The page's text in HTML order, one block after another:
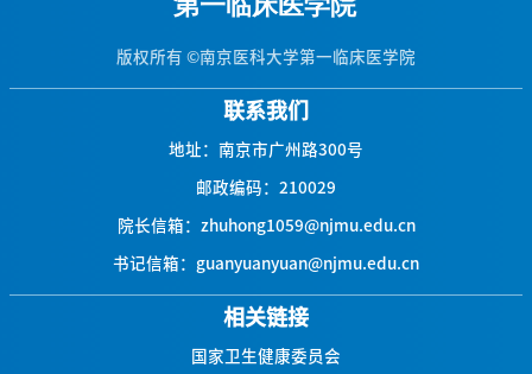
版权所有 ©南京医科大学第一临床医学院
联系我们
地址：南京市广州路300号
邮政编码：210029
院长信箱：zhuhong1059@njmu.edu.cn
书记信箱：guanyuanyuan@njmu.edu.cn
相关链接
国家卫生健康委员会